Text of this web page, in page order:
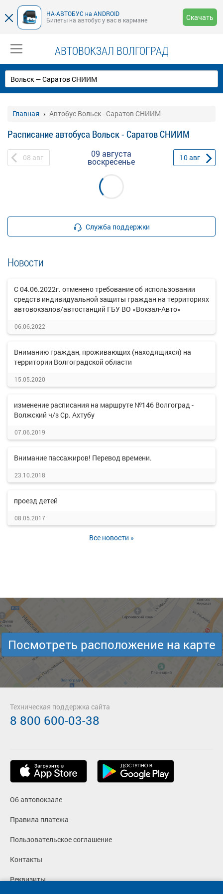
НА-АВТОБУС на ANDROID
Билеты на автобус у вас в кармане
Скачать
АВТОВОКЗАЛ ВОЛГОГРАД
Главная Автобус Вольск - Саратов СНИИМ
Расписание автобуса Вольск - Саратов СНИИМ
08 авг 09 августа
воскресенье 10авг
Служба поддержки
Новости
С 04.06.2022г. отменено требование об использовании
средств индивидуальной защиты граждан на территориях
автовокзалов/автостанций ГБУ ВО «Вокзал-Авто»
06.06.2022
Вниманию граждан, проживающих (находящихся) на
территории Волгоградской области
15.05.2020
изменение расписания на маршруте №146 Волгоград -
Волжский ч/з Ср. Ахтубу
07.06.2019
Внимание пассажиров! Перевод времени.
23.10.2018
проезд детей
08.05.2017
Все новости »
Посмотреть расположение на карте
Об автовокзале
Правила платежа
Пользовательское соглашение
Контакты
Реквизиты
Техническая поддержка сайта
8 800 600-03-38